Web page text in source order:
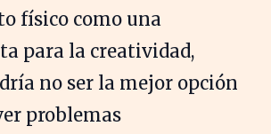
físico como una
para la creatividad,
no ser la mejor opción
problemas